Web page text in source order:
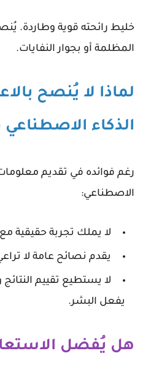
خليط رائحته قوية وطاردة.
المظلمة أو بجوار النفايات.
لماذا لا يُنصح
الذكاء
رغم فوائده في تقديم معلومات
الاصطناعي:
لا يملك تجربة حقيقية
يقدم نصائح عامة لا
لا يستطيع تقييم
يفعل البشر.
هل يُفضل